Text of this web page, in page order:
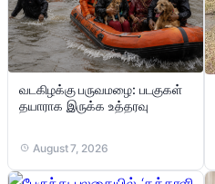
வடகிழக்கு பருவமழை: படகுகள்
தயாராக இருக்க உத்தரவு
August 7, 2026